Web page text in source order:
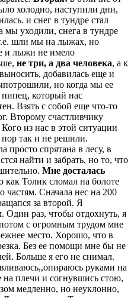
холодно, наступили дни,
и снег в тундре стал
мы уходили, снега в тундре
шли мы на лыжах, но
и лыжи не имело
не три, а два человека, а к
добавилась еще и
но когда мы ее
который нас
Взять с собой еще что-то
Второму счастливчику
из нас в этой ситуации
так и не решили.
просто спрятана в лесу, в
найти и забрать, но то, что
Мне досталась
Толик сломал на болоте
частям. Сначала нес на 200
за второй. Я
Один раз, чтобы отдохнуть, я
с огромным трудом мне
место. Хорошо, что в
Без ее помощи мне бы не
Больше я его не снимал.
руками на
на плечи и согнувшись стою,
медленно, но неуклонно,